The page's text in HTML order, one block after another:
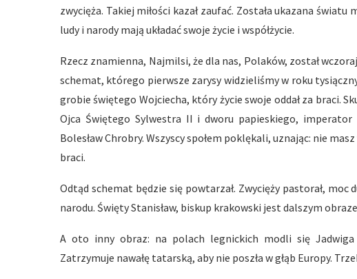
zwycięża. Takiej miłości kazał zaufać. Została ukazana
ludy i narody mają układać swoje życie i współżycie.
Rzecz znamienna, Najmilsi, że dla nas, Polaków, został
schemat, którego pierwsze zarysy widzieliśmy w roku
grobie świętego Wojciecha, który życie swoje oddał za braci.
Ojca Świętego Sylwestra II i dworu papieskiego,
Bolesław Chrobry. Wszyscy społem poklękali, uznając: nie
braci.
Odtąd schemat będzie się powtarzał. Zwycięży pastorał, moc
narodu. Święty Stanisław, biskup krakowski jest dalszym
A oto inny obraz: na polach legnickich modli się Jadwiga
Zatrzymuje nawałę tatarską, aby nie poszła w głąb Europy.